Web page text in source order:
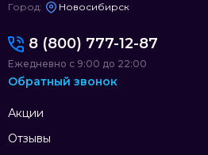
Город: Новосибирск
Акции
Отзывы
8 (800) 777-12-87
Ежедневно с 9:00 до 22:00
Обратный звонок